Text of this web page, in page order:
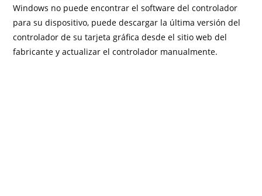
Windows no puede encontrar el software del controlador
para su dispositivo, puede descargar la última versión del
controlador de su tarjeta gráfica desde el sitio web del
fabricante y actualizar el controlador manualmente.